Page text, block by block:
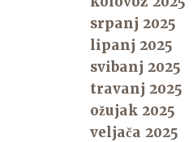
srpanj 2025
lipanj 2025
svibanj 2025
travanj 2025
ožujak 2025
veljača 2025